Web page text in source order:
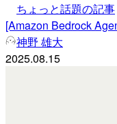
ちょっと話題の記事
[Amazon Bedrock
神野 雄大
2025.08.15